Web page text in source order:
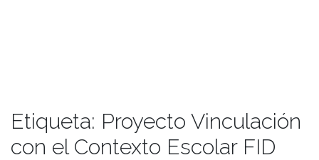
Etiqueta: Proyecto Vinculación
con el Contexto Escolar FID